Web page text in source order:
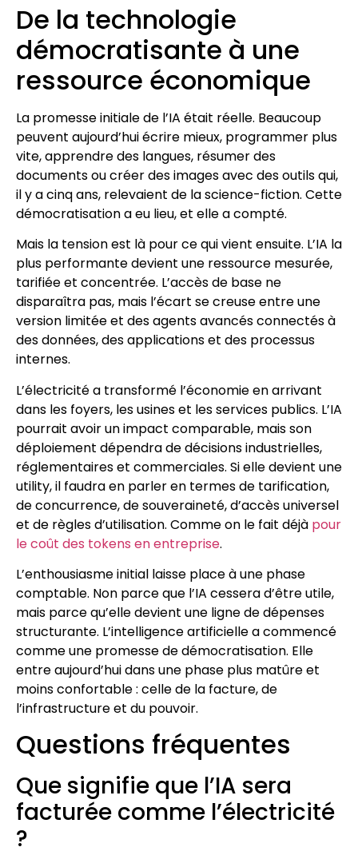
De la technologie
démocratisante à une
ressource économique
La promesse initiale de l’IA était réelle. Beaucoup
peuvent aujourd’hui écrire mieux, programmer plus
vite, apprendre des langues, résumer des
documents ou créer des images avec des outils qui,
il y a cinq ans, relevaient de la science-fiction. Cette
démocratisation a eu lieu, et elle a compté.
Mais la tension est là pour ce qui vient ensuite. L’IA la
plus performante devient une ressource mesurée,
tarifiée et concentrée. L’accès de base ne
disparaîtra pas, mais l’écart se creuse entre une
version limitée et des agents avancés connectés à
des données, des applications et des processus
internes.
L’électricité a transformé l’économie en arrivant
dans les foyers, les usines et les services publics. L’IA
pourrait avoir un impact comparable, mais son
déploiement dépendra de décisions industrielles,
réglementaires et commerciales. Si elle devient une
utility, il faudra en parler en termes de tarification,
de concurrence, de souveraineté, d’accès universel
et de règles d’utilisation. Comme on le fait déjà pour
le coût des tokens en entreprise.
L’enthousiasme initial laisse place à une phase
comptable. Non parce que l’IA cessera d’être utile,
mais parce qu’elle devient une ligne de dépenses
structurante. L’intelligence artificielle a commencé
comme une promesse de démocratisation. Elle
entre aujourd’hui dans une phase plus matûre et
moins confortable : celle de la facture, de
l’infrastructure et du pouvoir.
Questions fréquentes
Que signifie que l’IA sera
facturée comme l’électricité
?